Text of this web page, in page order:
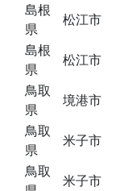
島根
県
松江市
島根
県
松江市
鳥取
県
境港市
鳥取
県
米子市
鳥取
米子市